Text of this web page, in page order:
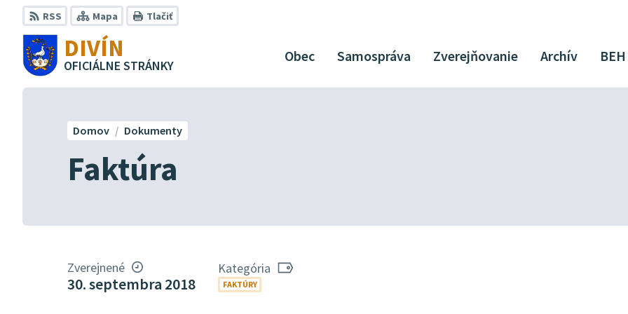
Preskočiť
na
obsah
RSS Mapa Tlačiť
DIVÍN
OFICIÁLNE STRÁNKY
Obec Samospráva Zverejňovanie Archív BEH
Faktúra
Domov Dokumenty
Zverejnené
30. septembra 2018
Kategória
FAKTÚRY